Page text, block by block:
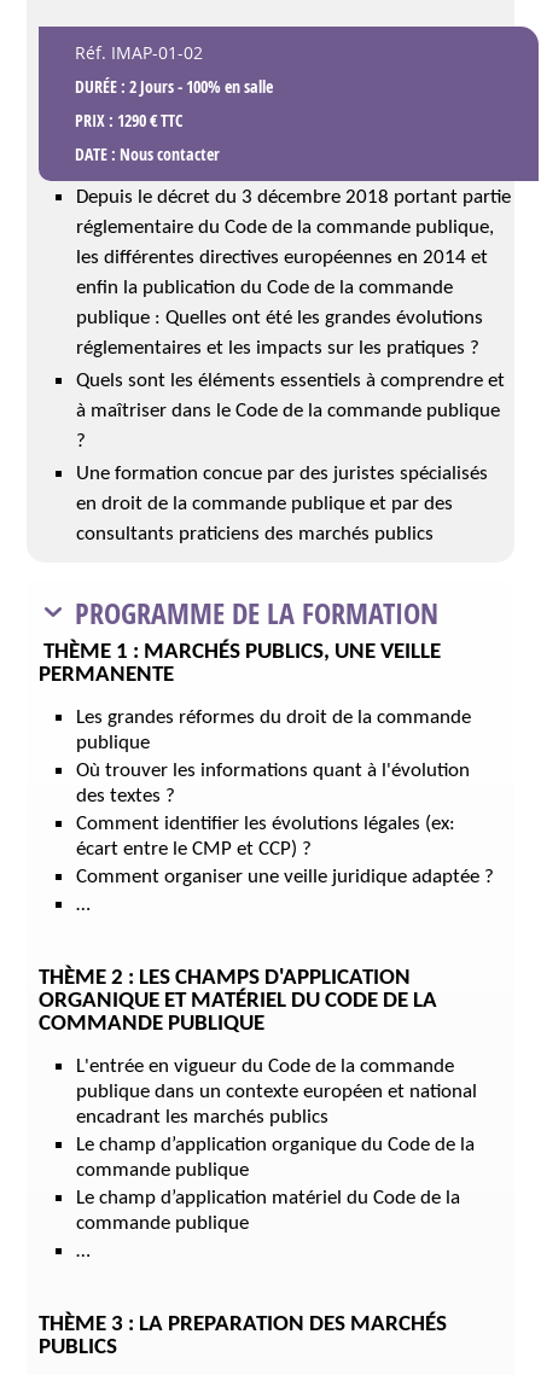
Réf. IMAP-01-02
DURÉE : 2 Jours - 100% en salle
PRIX : 1290 € TTC
DATE : Nous contacter
Depuis le décret du 3 décembre 2018 portant partie
réglementaire du Code de la commande publique,
les différentes directives européennes en 2014 et
enfin la publication du Code de la commande
publique : Quelles ont été les grandes évolutions
réglementaires et les impacts sur les pratiques ?
Quels sont les éléments essentiels à comprendre et
à maîtriser dans le Code de la commande publique
?
Une formation concue par des juristes spécialisés
en droit de la commande publique et par des
consultants praticiens des marchés publics
PROGRAMME DE LA FORMATION
THÈME 1 : MARCHÉS PUBLICS, UNE VEILLE
PERMANENTE
Les grandes réformes du droit de la commande
publique
Où trouver les informations quant à l'évolution
des textes ?
Comment identifier les évolutions légales (ex:
écart entre le CMP et CCP) ?
Comment organiser une veille juridique adaptée ?
…
THÈME 2 : LES CHAMPS D'APPLICATION
ORGANIQUE ET MATÉRIEL DU CODE DE LA
COMMANDE PUBLIQUE
L'entrée en vigueur du Code de la commande
publique dans un contexte européen et national
encadrant les marchés publics
Le champ d’application organique du Code de la
commande publique
Le champ d’application matériel du Code de la
commande publique
…
THÈME 3 : LA PREPARATION DES MARCHÉS
PUBLICS